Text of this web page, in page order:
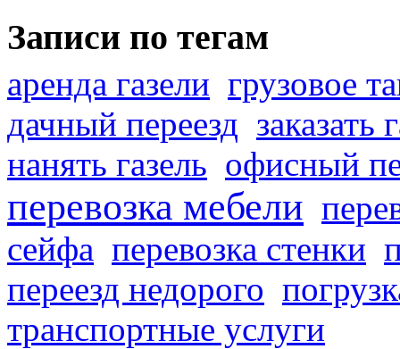
Записи по тегам
аренда газели грузовое
дачный переезд заказать
нанять газель офисный
перевозка мебели
сейфа перевозка стенки
переезд недорого
транспортные услуги